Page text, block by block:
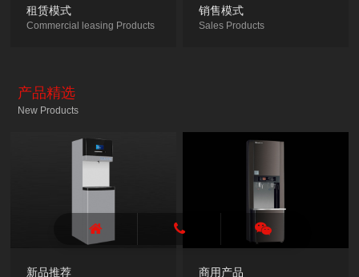
租赁模式
Commercial leasing Products
销售模式
Sales Products
产品精选
New Products
新品推荐 商用产品